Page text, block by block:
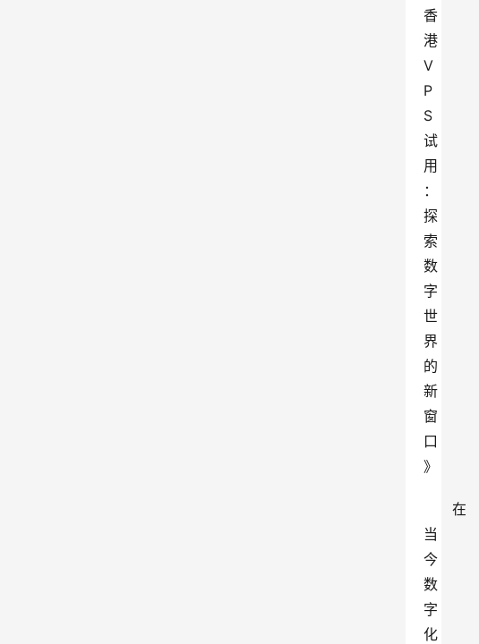
香
港
V
P
S
试
用
：
探
索
数
字
世
界
的
新
窗
口
》
在
当
今
数
字
化